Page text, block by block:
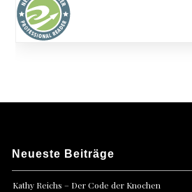
Neueste Beiträge
Kathy Reichs – Der Code der Knochen